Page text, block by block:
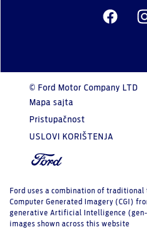
© Ford Motor Company LTD
Mapa sajta
Pristupačnost
USLOVI KORIŠTENJA
Ford uses a combination of
Computer Generated Imagery (CGI)
generative Artificial Intelligence
images shown across this website